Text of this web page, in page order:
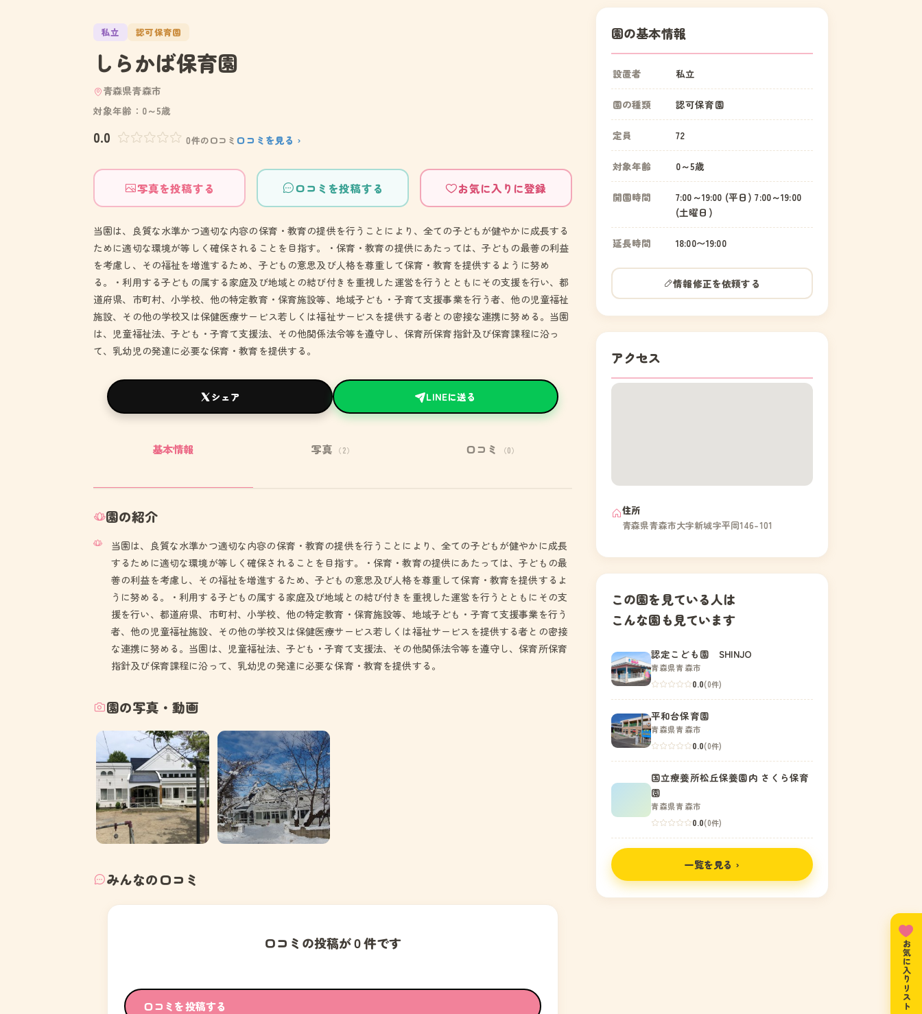
私立 認可保育園
しらかば保育園
青森県青森市
対象年齢：0～5歳
0.0 0件の口コミ 口コミを見る ›
写真を投稿する 口コミを投稿する お気に入りに登録
当園は、良質な水準かつ適切な内容の保育・教育の提供を行うことにより、全ての子どもが健やかに成長する
ために適切な環境が等しく確保されることを目指す。・保育・教育の提供にあたっては、子どもの最善の利益
を考慮し、その福祉を増進するため、子どもの意思及び人格を尊重して保育・教育を提供するように努め
る。・利用する子どもの属する家庭及び地域との結び付きを重視した運営を行うとともにその支援を行い、都
道府県、市町村、小学校、他の特定教育・保育施設等、地域子ども・子育て支援事業を行う者、他の児童福祉
施設、その他の学校又は保健医療サービス若しくは福祉サービスを提供する者との密接な連携に努める。当園
は、児童福祉法、子ども・子育て支援法、その他関係法令等を遵守し、保育所保育指針及び保育課程に沿っ
て、乳幼児の発達に必要な保育・教育を提供する。
シェア LINEに送る
基本情報 写真 （2） 口コミ （0）
園の紹介
当園は、良質な水準かつ適切な内容の保育・教育の提供を行うことにより、全ての子どもが健やかに成長
するために適切な環境が等しく確保されることを目指す。・保育・教育の提供にあたっては、子どもの最
善の利益を考慮し、その福祉を増進するため、子どもの意思及び人格を尊重して保育・教育を提供するよ
うに努める。・利用する子どもの属する家庭及び地域との結び付きを重視した運営を行うとともにその支
援を行い、都道府県、市町村、小学校、他の特定教育・保育施設等、地域子ども・子育て支援事業を行う
者、他の児童福祉施設、その他の学校又は保健医療サービス若しくは福祉サービスを提供する者との密接
な連携に努める。当園は、児童福祉法、子ども・子育て支援法、その他関係法令等を遵守し、保育所保育
指針及び保育課程に沿って、乳幼児の発達に必要な保育・教育を提供する。
園の写真・動画
みんなの口コミ
口コミの投稿が０件です
口コミを投稿する
園の基本情報
設置者 私立
園の種類 認可保育園
定員 72
対象年齢 0～5歳
開園時間
7:00～19:00 (平日) 7:00～19:00
(土曜日)
延長時間 18:00〜19:00
情報修正を依頼する
アクセス
住所
青森県青森市大字新城字平岡146-101
この園を見ている人は
こんな園も見ています
認定こども園 SHINJO
青森県青森市
0.0(0件)
平和台保育園
青森県青森市
0.0(0件)
国立療養所松丘保養園内 さくら保育
園
青森県青森市
0.0(0件)
一覧を見る ›
お気に入りリスト